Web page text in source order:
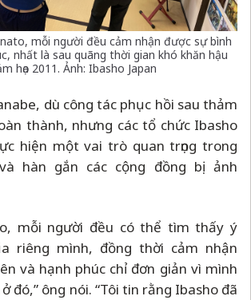
mỗi người đều cảm nhận được sự bình
nhất là sau quãng thời gian khó khăn hậu
họa 2011. Ảnh: Ibasho Japan
dù công tác phục hồi sau thảm
thành, nhưng các tổ chức Ibasho
hiện một vai trò quan trọng trong
hàn gắn các cộng đồng bị ảnh
mỗi người đều có thể tìm thấy ý
riêng mình, đồng thời cảm nhận
và hạnh phúc chỉ đơn giản vì mình
đó,” ông nói. “Tôi tin rằng Ibasho đã